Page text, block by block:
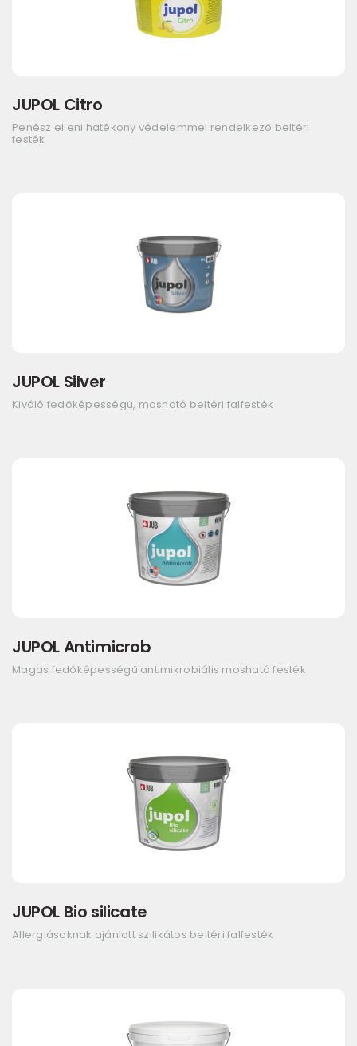
JUPOL Citro
Penész elleni hatékony védelemmel rendelkező beltéri
festék
JUPOL Silver
Kiváló fedőképességű, mosható beltéri falfesték
JUPOL Antimicrob
Magas fedőképességű antimikrobiális mosható festék
JUPOL Bio silicate
Allergiásoknak ajánlott szilikátos beltéri falfesték